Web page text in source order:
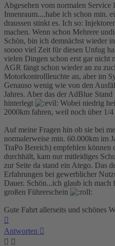
Abgesehen vom normalen Service
Innenraum....habe ich schon min.
draussen stinkt es. Ich so:
machen. Wenn schon Mehrere
Schön, bin ich demnächst wieder
soooo viel Zeit für diesen Unfug
vielen Dingen schon erst gar nicht
AGR fängt schon wieder an zu
Motorkontrollleuchte an, aber im
Genauso wenig wie von den
Jahres. Aber das der AdBlue
hinterlegt
Wobei niedrig
2000km fahren, weil noch über 1/
Auf meine Fragen hin ob sie bei
normalerweise min. 60.000km im
TraPo Bereich) empfehlen können
durchhält, kam nur mitleidiges
zur Seite da stand ein Atego. Das
Erfahrungen bei gewerblicher
Dauer. Schön...ich glaub ich mach
großen Führerschein
Gute Fahrt allerseits und schönes
Antworten